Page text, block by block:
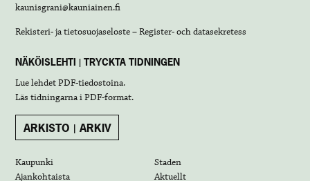
kaunisgrani@kauniainen.fi
Rekisteri- ja tietosuojaseloste – Register- och datasekretess
NÄKÖISLEHTI | TRYCKTA TIDNINGEN
Lue lehdetPDF-tiedostoina.
Läs tidningarna iPDF-format.
ARKISTO | ARKIV
Kaupunki
Staden
Ajankohtaista
Aktuellt